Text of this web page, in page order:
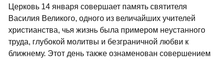
Церковь 14 января совершает память святителя
Василия Великого, одного из величайших учителей
христианства, чья жизнь была примером неустанного
труда, глубокой молитвы и безграничной любви к
ближнему. Этот день также ознаменован совершением